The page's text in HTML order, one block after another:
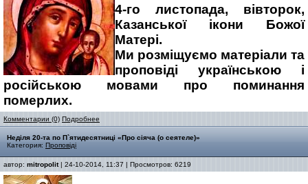
4-го листопада, вівторок,
Казанської ікони Божої
Матері.
Ми розміщуємо матеріали та
проповіді українською і
російською мовами про поминання
померлих.
Комментарии (0) Подробнее
Неділя 20-та по П`ятидесятниці «Про сіяча (о сеятеле)»
Категория: Проповіді
автор: mitropolit| 24-10-2014, 11:37 | Просмотров: 6219